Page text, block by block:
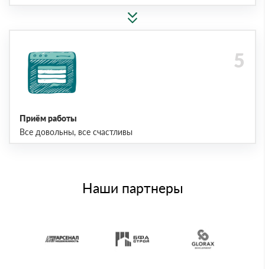
Приём работы
Все довольны, все счастливы
Наши партнеры